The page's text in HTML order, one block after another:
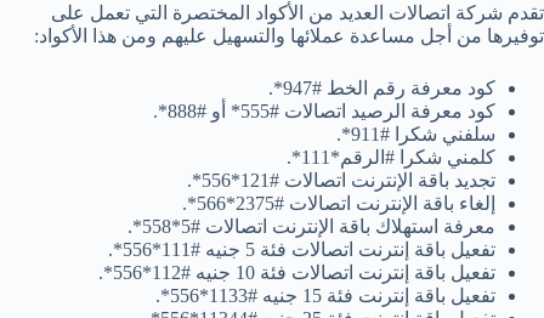
تقدم شركة اتصالات العديد من الأكواد المختصرة التي تعمل على
توفيرها من أجل مساعدة عملائها والتسهيل عليهم ومن هذا الأكواد:
كود معرفة رقم الخط #947*.
كود معرفة الرصيد اتصالات #555* أو #888*.
سلفني شكرا #911*.
كلمني شكرا #الرقم*111*.
تجديد باقة الإنترنت اتصالات #121*556*.
إلغاء باقة الإنترنت اتصالات #2375*566*.
معرفة استهلاك باقة الإنترنت اتصالات #5*558*.
تفعيل باقة إنترنت اتصالات فئة 5 جنيه #111*556*.
تفعيل باقة إنترنت اتصالات فئة 10 جنيه #112*556*.
تفعيل باقة إنترنت فئة 15 جنيه #1133*556*.